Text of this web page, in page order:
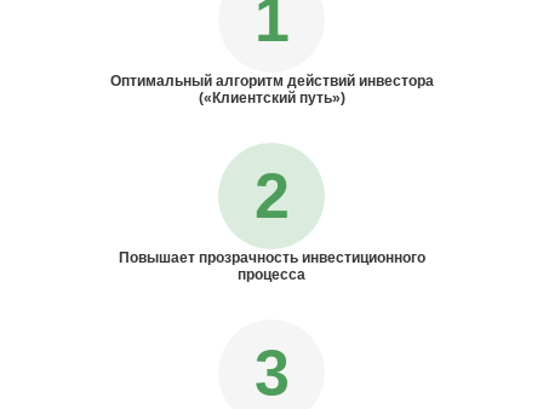
1
Оптимальный алгоритм действий инвестора
(«Клиентский путь»)
2
Повышает прозрачность инвестиционного
процесса
3